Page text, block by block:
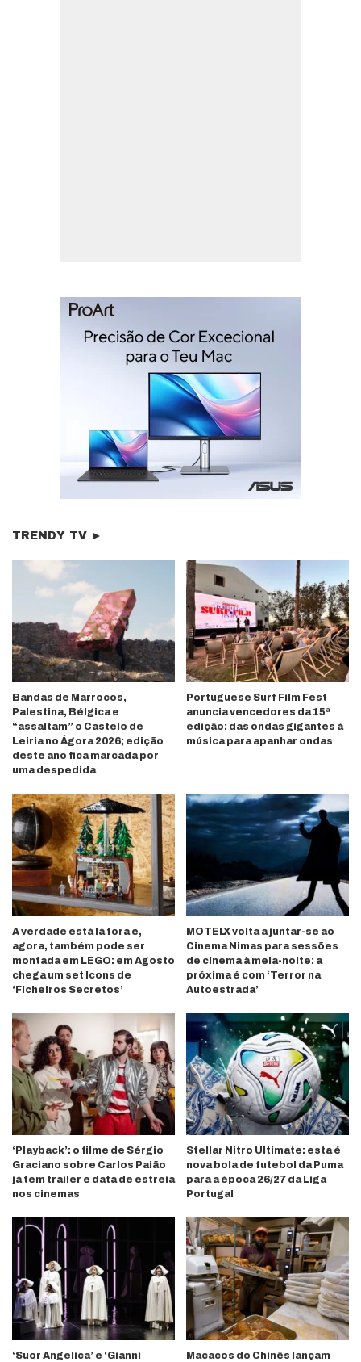
TRENDY TV ►
Bandas de Marrocos,
Palestina, Bélgica e
“assaltam” o Castelo de
Leiria no Ágora 2026; edição
deste ano fica marcada por
uma despedida
Portuguese Surf Film Fest
anuncia vencedores da 15ª
edição: das ondas gigantes à
música para apanhar ondas
A verdade está lá fora e,
agora, também pode ser
montada em LEGO: em Agosto
chega um set Icons de
‘Ficheiros Secretos’
MOTELX volta a juntar-se ao
Cinema Nimas para sessões
de cinema à meia-noite: a
próxima é com ‘Terror na
Autoestrada’
‘Playback’: o filme de Sérgio
Graciano sobre Carlos Paião
já tem trailer e data de estreia
nos cinemas
Stellar Nitro Ultimate: esta é
nova bola de futebol da Puma
para a época 26/27 da Liga
Portugal
‘Suor Angelica’ e ‘Gianni
Macacos do Chinês lançam